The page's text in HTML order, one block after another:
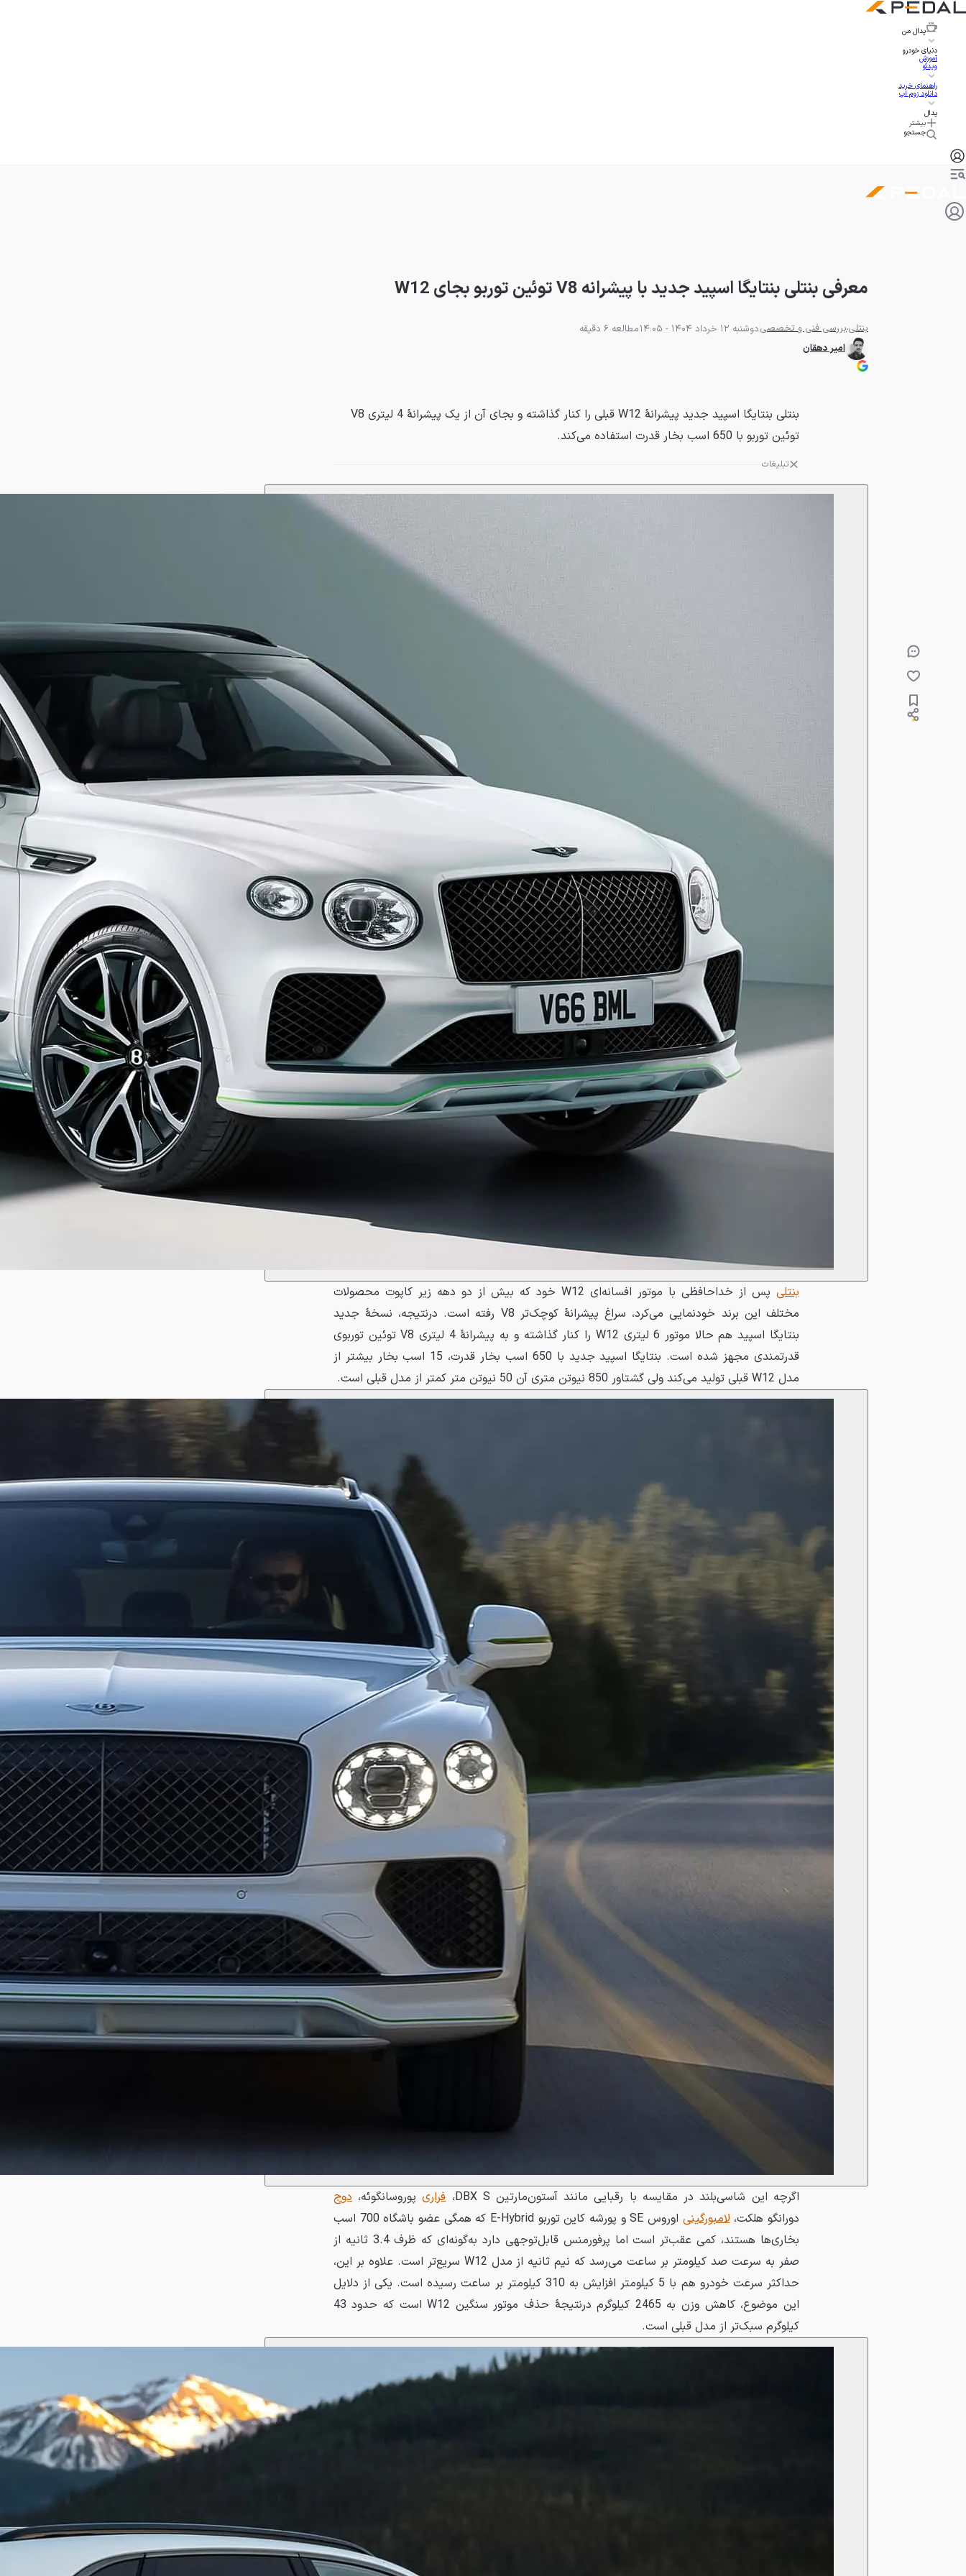
پدال من
دنیای خودرو
آموزش
ویدئو
راهنمای خرید
دانلود زوم اپ
پدال
بیشتر
جستجو
معرفی بنتلی بنتایگا اسپید جدید با پیشرانه V8 توئین توربو بجای W12
بنتلیبررسی فنی و تخصصیدوشنبه 12 خرداد 1404 - 14:05
مطالعه 6 دقیقه
امیر دهقان
بنتلی بنتایگا اسپید جدید پیشرانهٔ W12 قبلی را کنار گذاشته و بجای آن از یک پیشرانهٔ 4 لیتری V8
توئین توربو با 650 اسب بخار قدرت استفاده می‌کند.
تبلیغات
بنتلی
پس از خداحافظی با موتور افسانه‌ای W12 خود که بیش از دو دهه زیر کاپوت محصولات
مختلف این برند خودنمایی می‌کرد، سراغ پیشرانهٔ کوچک‌تر V8 رفته است. درنتیجه، نسخهٔ جدید
بنتایگا اسپید هم حالا موتور 6 لیتری W12 را کنار گذاشته و به پیشرانهٔ 4 لیتری V8 توئین توربوی
قدرتمندی مجهز شده است. بنتایگا اسپید جدید با 650 اسب بخار قدرت، 15 اسب بخار بیشتر از
مدل W12 قبلی تولید می‌کند ولی گشتاور 850 نیوتن متری آن 50 نیوتن متر کمتر از مدل قبلی است.
اگرچه این شاسی‌بلند در مقایسه با رقبایی مانند آستون‌مارتین DBX S، فراریپوروسانگوئه،دوج
دورانگو هلکت،لامبورگینی
اوروس SE و پورشه کاین توربو E-Hybrid که همگی عضو باشگاه 700 اسب
بخاری‌ها هستند، کمی عقب‌تر است اما پرفورمنس قابل‌توجهی دارد به‌گونه‌ای که ظرف 3.4 ثانیه از
صفر به سرعت صد کیلومتر بر ساعت می‌رسد که نیم ثانیه از مدل W12 سریع‌تر است. علاوه بر این،
حداکثر سرعت خودرو هم با 5 کیلومتر افزایش به 310 کیلومتر بر ساعت رسیده است. یکی از دلایل
این موضوع، کاهش وزن به 2465 کیلوگرم درنتیجهٔ حذف موتور سنگین W12 است که حدود 43
کیلوگرم سبک‌تر از مدل قبلی است.